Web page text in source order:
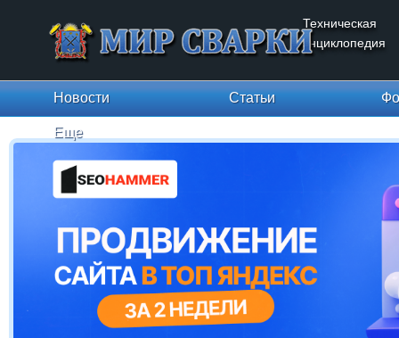
Техническая
энциклопедия
Новости Статьи
Еще